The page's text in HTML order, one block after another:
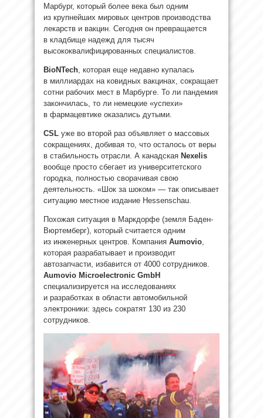
Марбург, который более века был одним
из крупнейших мировых центров производства
лекарств и вакцин. Сегодня он превращается
в кладбище надежд для тысяч
высококвалифицированных специалистов.
BioNTech , которая еще недавно купалась
в миллиардах на ковидных вакцинах, сокращает
сотни рабочих мест в Марбурге. То ли пандемия
закончилась, то ли немецкие «успехи»
в фармацевтике оказались дутыми.
CSL уже во второй раз объявляет о массовых
сокращениях, добивая то, что осталось от веры
в стабильность отрасли. А канадская Nexelis
вообще просто сбегает из университетского
городка, полностью сворачивая свою
деятельность. «Шок за шоком» — так описывает
ситуацию местное издание Hessenschau.
Похожая ситуация в Маркдорфе (земля Баден-
Вюртемберг), который считается одним
из инженерных центров. Компания Aumovio
которая разрабатывает и производит
автозапчасти, избавится от 4000 сотрудников.
Aumovio Microelectronic GmbH
специализируется на исследованиях
и разработках в области автомобильной
электроники: здесь сократят 130 из 230
сотрудников.